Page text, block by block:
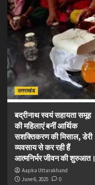
उत्तराखंड
बद्रीनाथ स्वयं सहायता समूह
की महिलाएं बनीं आर्थिक
सशक्तिकरण की मिसाल, डेरी
व्यवसाय से कर रही हैं
आत्मनिर्भर जीवन की शुरुआत।
Aapka Uttarakhand
June 6, 2025
0